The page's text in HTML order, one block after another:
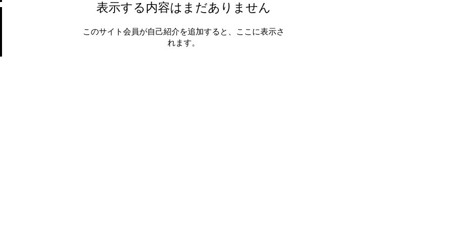
表示する内容はまだありません
このサイト会員が自己紹介を追加すると、ここに表示さ
れます。